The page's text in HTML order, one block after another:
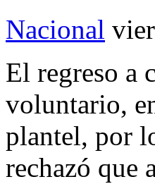
Nacional
El regreso a
voluntario,
plantel, por
rechazó que